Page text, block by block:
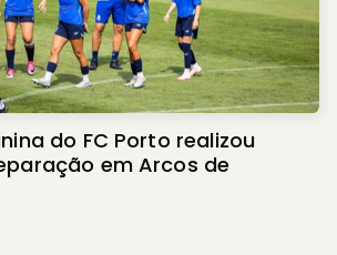
do FC Porto realizou
em Arcos de